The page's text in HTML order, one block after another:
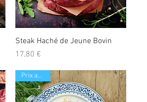
Aperçu rapide
Steak Haché de Jeune Bovin
Prix
17,80 €
Prix au Kilo